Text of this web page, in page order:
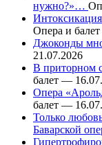
нужно?»…
Опера и
Джоконды
21.07.2026
В приторном
балет —
Опера
балет —
Только
Баварской